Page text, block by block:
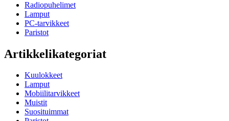
Radiopuhelimet
Lamput
PC-tarvikkeet
Paristot
Artikkelikategoriat
Kuulokkeet
Lamput
Mobiilitarvikkeet
Muistit
Suosituimmat